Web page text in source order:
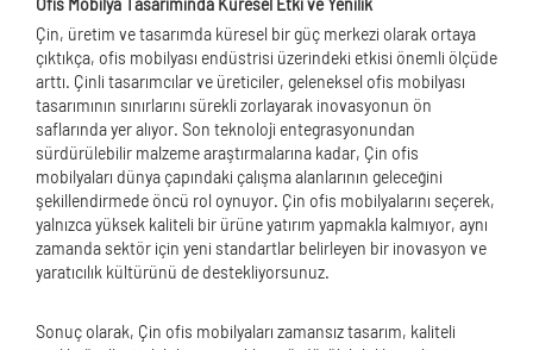
Ofis Mobilya Tasarımında Küresel Etki ve Yenilik
Çin, üretim ve tasarımda küresel bir güç merkezi olarak ortaya
çıktıkça, ofis mobilyası endüstrisi üzerindeki etkisi önemli ölçüde
arttı. Çinli tasarımcılar ve üreticiler, geleneksel ofis mobilyası
tasarımının sınırlarını sürekli zorlayarak inovasyonun ön
saflarında yer alıyor. Son teknoloji entegrasyonundan
sürdürülebilir malzeme araştırmalarına kadar, Çin ofis
mobilyaları dünya çapındaki çalışma alanlarının geleceğini
şekillendirmede öncü rol oynuyor. Çin ofis mobilyalarını seçerek,
yalnızca yüksek kaliteli bir ürüne yatırım yapmakla kalmıyor, aynı
zamanda sektör için yeni standartlar belirleyen bir inovasyon ve
yaratıcılık kültürünü de destekliyorsunuz.
Sonuç olarak, Çin ofis mobilyaları zamansız tasarım, kaliteli